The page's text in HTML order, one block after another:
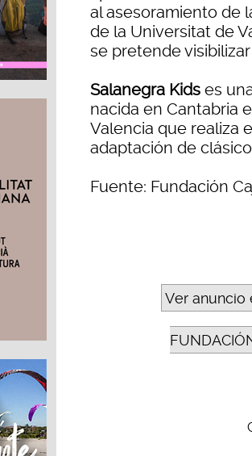
al asesoramiento de
de la Universitat de
se pretende
Salanegra Kids es
nacida en Cantabria
Valencia que realiza
adaptación de
Fuente: Fundación
Ver anuncio